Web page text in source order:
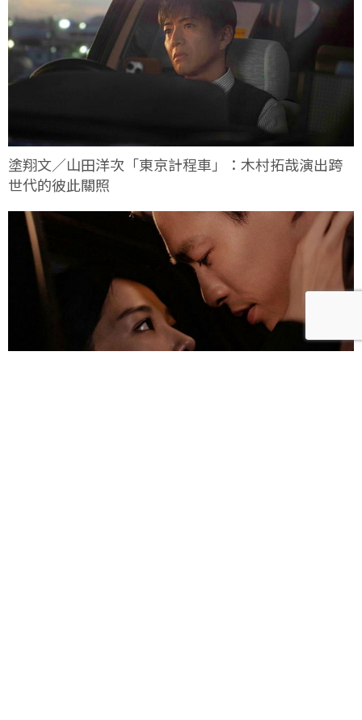
塗翔文／山田洋次「東京計程車」：木村拓哉演出跨
世代的彼此關照